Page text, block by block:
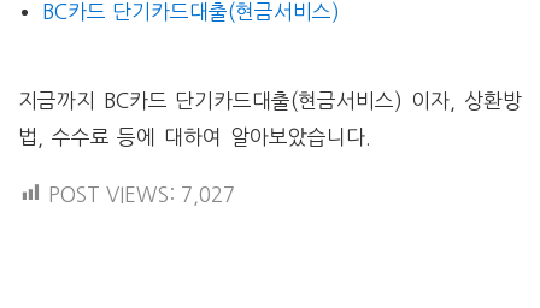
BC카드 단기카드대출(현금서비스)
지금까지 BC카드 단기카드대출(현금서비스) 이자, 상환방
법, 수수료 등에 대하여 알아보았습니다.
POST VIEWS: 7,027